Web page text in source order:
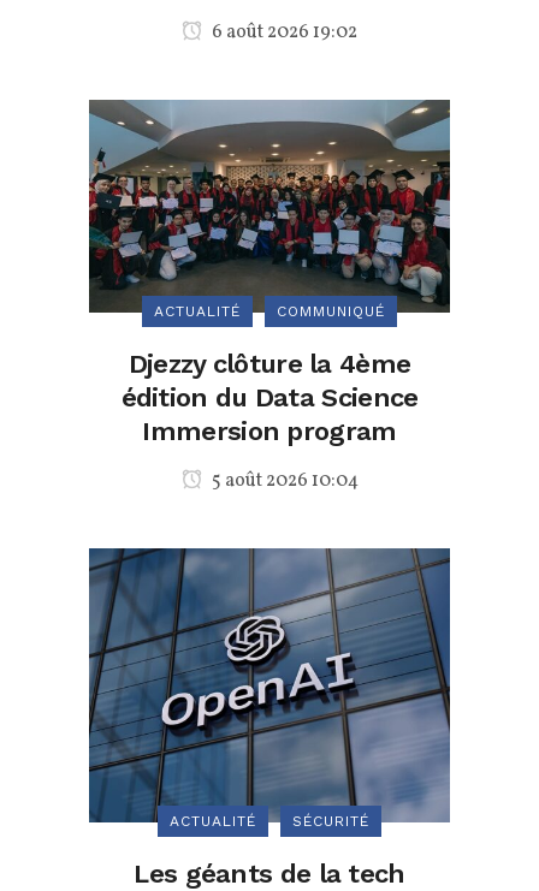
6 août 2026 19:02
ACTUALITÉ COMMUNIQUÉ
Djezzy clôture la 4ème
édition du Data Science
Immersion program
5 août 2026 10:04
ACTUALITÉ SÉCURITÉ
Les géants de la tech